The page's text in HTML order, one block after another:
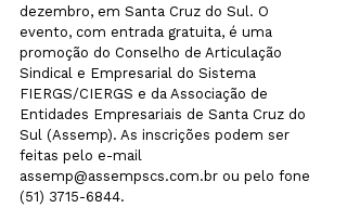
dezembro, em Santa Cruz do Sul. O
evento, com entrada gratuita, é uma
promoção do Conselho de Articulação
Sindical e Empresarial do Sistema
FIERGS/CIERGS e da Associação de
Entidades Empresariais de Santa Cruz do
Sul (Assemp). As inscrições podem ser
feitas pelo e-mail
assemp@assempscs.com.br ou pelo fone
(51) 3715-6844.